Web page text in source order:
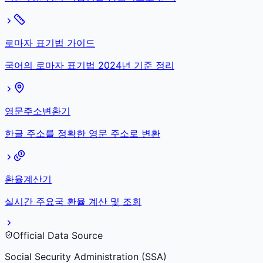
로마자 표기법 가이드
국어의 로마자 표기법 2024년 기준 정리
영문주소변환기
한글 주소를 정확한 영문 주소로 변환
환율계산기
실시간 주요국 환율 계산 및 조회
Official Data Source
Social Security Administration (SSA)